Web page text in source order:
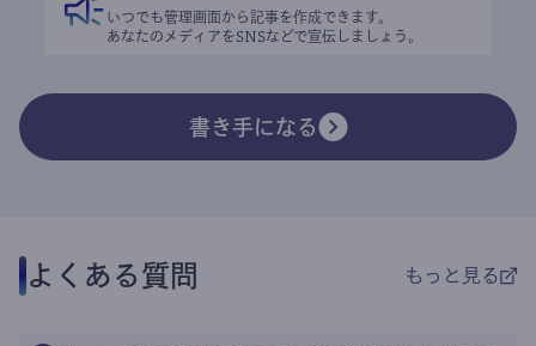
いつでも管理画面から記事を作成できます。
あなたのメディアをSNSなどで宣伝しましょう。
書き手になる
よくある質問 もっと見る